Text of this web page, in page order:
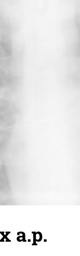
a.p.